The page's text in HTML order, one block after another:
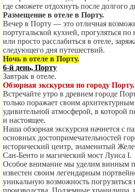
где сможете отдохнуть после долгого
Размещение в отеле в Порту.
Вечер в Порту — это отличная
португальской кухней, прогуляться
или просто расслабиться в отеле,
следующего дня путешествий.
Ночь в отеле в Порту.
6-й день, Порту
Завтрак в отеле.
Обзорная экскурсия по городу Порту.
Встречайте утро в древнем городе
только поражает своим
удивительной атмосферой, в которой
и настоящее.
Наша обзорная экскурсия начнется с
основных достопримечательностей
исторический центр, знаменитый
Сан-Бенто и магический мост Луиса I.
Особое внимание мы уделим винным
известен своим легендарным
уникальную возможность погрузиться
производства. Подземные хранилища,